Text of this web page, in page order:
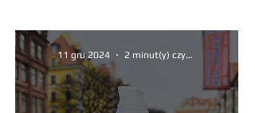
11 gru 2024 2 minut(y) czytania